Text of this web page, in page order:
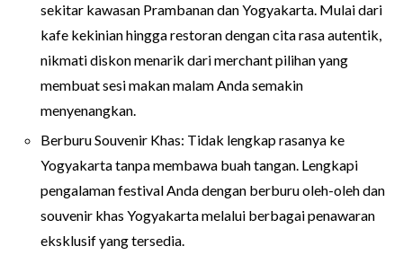
sekitar kawasan Prambanan dan Yogyakarta. Mulai dari
kafe kekinian hingga restoran dengan cita rasa autentik,
nikmati diskon menarik dari merchant pilihan yang
membuat sesi makan malam Anda semakin
menyenangkan.
Berburu Souvenir Khas: Tidak lengkap rasanya ke
Yogyakarta tanpa membawa buah tangan. Lengkapi
pengalaman festival Anda dengan berburu oleh-oleh dan
souvenir khas Yogyakarta melalui berbagai penawaran
eksklusif yang tersedia.